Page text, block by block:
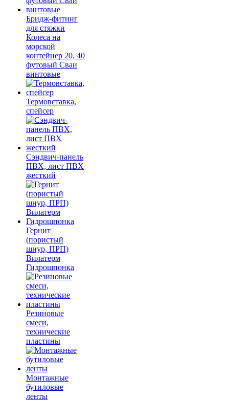
Бридж-фитинг
для стяжки
Колеса на
морской
контейнер 20, 40
футовый Сваи
винтовые
Термовставка,
спейсер
Сэндвич-панель
ПВХ, лист ПВХ
жесткий
Гернит
(пористый
шнур, ПРП)
Вилатерм
Гидрошпонка
Резиновые
смеси,
технические
пластины
Монтажные
бутиловые
ленты